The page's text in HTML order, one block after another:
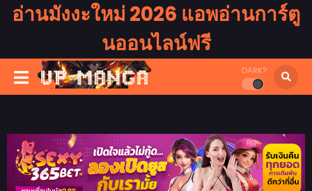
อ่านมังงะใหม่ 2026 แอพอ่านการ์ตู
นออนไลน์ฟรี
DARK?